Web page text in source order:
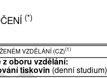
(*)
VZDĚLÁNÍ (CZ)(1)
z oboru vzdělání:
tiskovin (denní studium)